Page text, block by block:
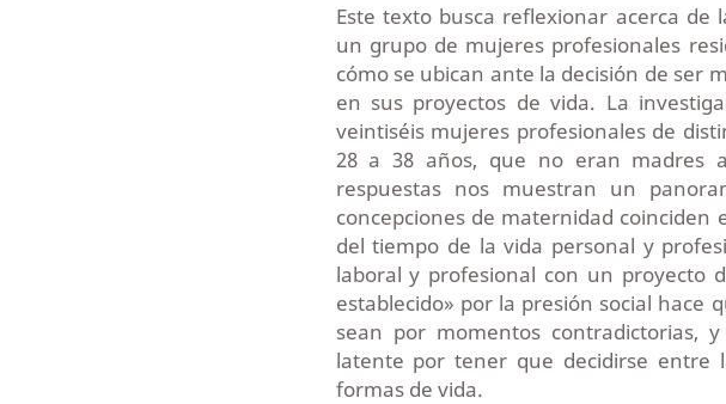
Este texto busca reflexionar acerca de
un grupo de mujeres profesionales
cómo se ubican ante la decisión de ser
en sus proyectos de vida. La
veintiséis mujeres profesionales de
28 a 38 años, que no eran madres
respuestas nos muestran un
concepciones de maternidad
del tiempo de la vida personal y
laboral y profesional con un proyecto
establecido» por la presión social hace
sean por momentos contradictorias,
latente por tener que decidirse
formas de vida.